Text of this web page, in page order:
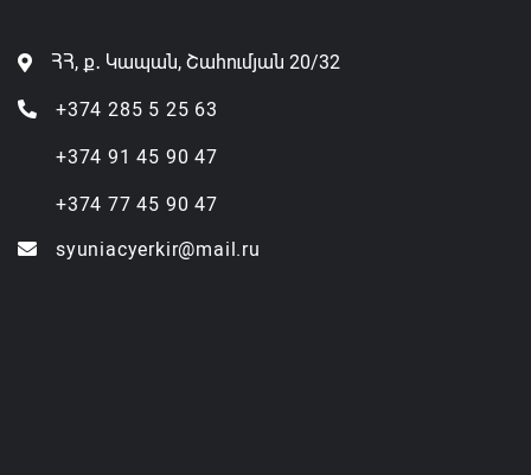
ՀՀ, ք․ Կապան, Շահումյան 20/32
+374 285 5 25 63
+374 91 45 90 47
+374 77 45 90 47
syuniacyerkir@mail.ru